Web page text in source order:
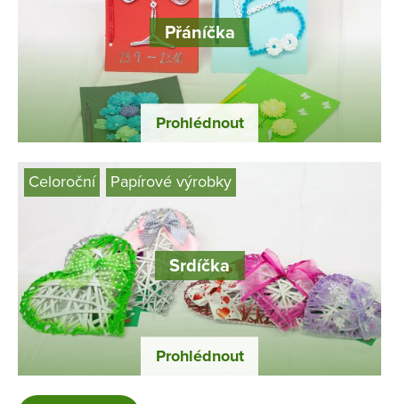
Přáníčka
Prohlédnout
Srdíčka
Prohlédnout
Celoroční Papírové výrobky